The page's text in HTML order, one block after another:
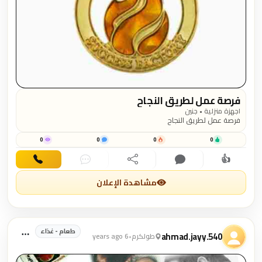
فرصة عمل لطريق النجاح
اجهزة منزلية • جنين
فرصة عمل لطريق النجاح
0
0
0
0
👍اهتمام تعليق مشاركة دردشة اتصال
مشاهدة الإعلان
ahmad.jayy.540 طولكرم•
6 years ago طعام - غذاء